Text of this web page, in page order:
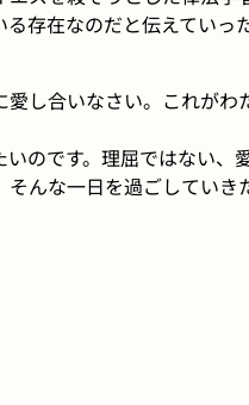
存在なのだと伝えてい
し合いなさい。これがわ
のです。理屈ではない
んな一日を過ごしていき